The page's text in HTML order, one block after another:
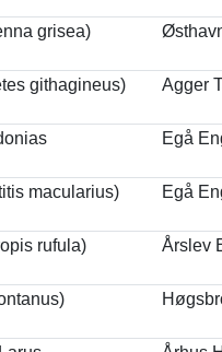
grisea)
githagineus) Agger
Egå
macularius) Egå
rufula) Årslev